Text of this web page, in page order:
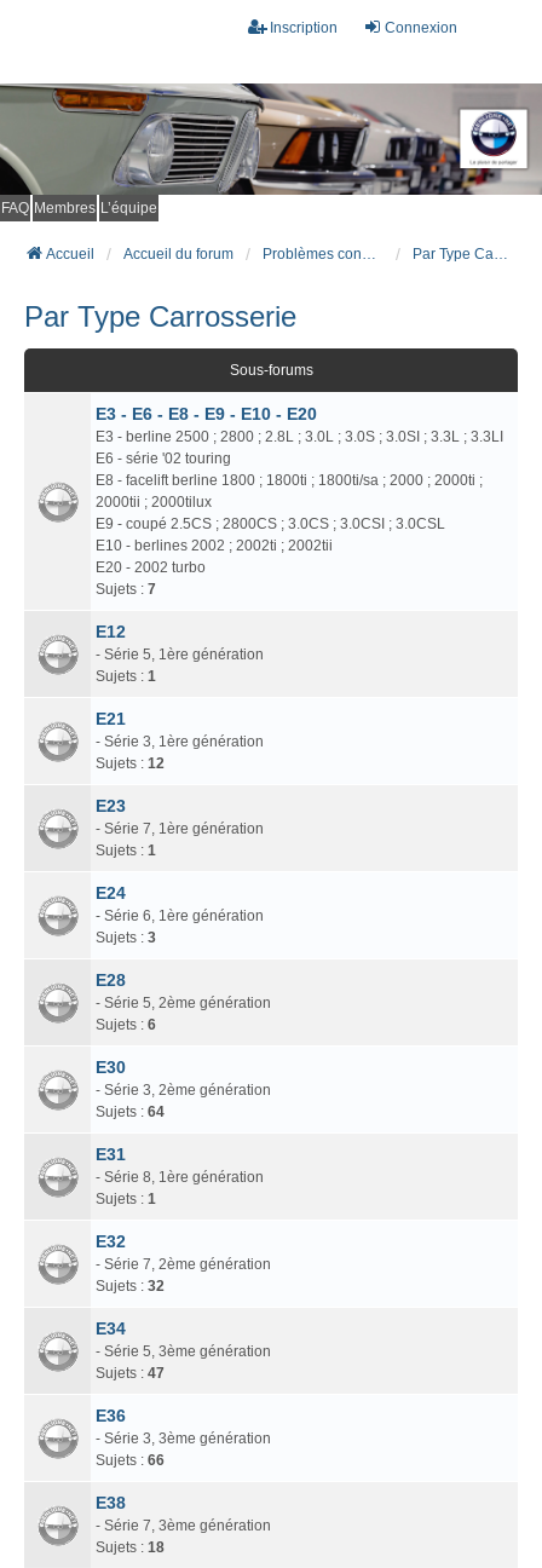
Connexion
Inscription
FAQ Membres L’équipe
Accueil Accueil du forum Problèmes connus et résolus (FAQ) Par Type Carrosserie
Par Type Carrosserie
Sous-forums
E3 - E6 - E8 - E9 - E10 - E20
E3 - berline 2500 ; 2800 ; 2.8L ; 3.0L ; 3.0S ; 3.0SI ; 3.3L ; 3.3LI
E6 - série '02 touring
E8 - facelift berline 1800 ; 1800ti ; 1800ti/sa ; 2000 ; 2000ti ;
2000tii ; 2000tilux
E9 - coupé 2.5CS ; 2800CS ; 3.0CS ; 3.0CSI ; 3.0CSL
E10 - berlines 2002 ; 2002ti ; 2002tii
E20 - 2002 turbo
Sujets : 7
E12
- Série 5, 1ère génération
Sujets : 1
E21
- Série 3, 1ère génération
Sujets : 12
E23
- Série 7, 1ère génération
Sujets : 1
E24
- Série 6, 1ère génération
Sujets : 3
E28
- Série 5, 2ème génération
Sujets : 6
E30
- Série 3, 2ème génération
Sujets : 64
E31
- Série 8, 1ère génération
Sujets : 1
E32
- Série 7, 2ème génération
Sujets : 32
E34
- Série 5, 3ème génération
Sujets : 47
E36
- Série 3, 3ème génération
Sujets : 66
E38
- Série 7, 3ème génération
Sujets : 18